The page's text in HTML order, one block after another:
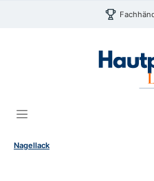
Zum Hauptinhalt springen
Nagellack